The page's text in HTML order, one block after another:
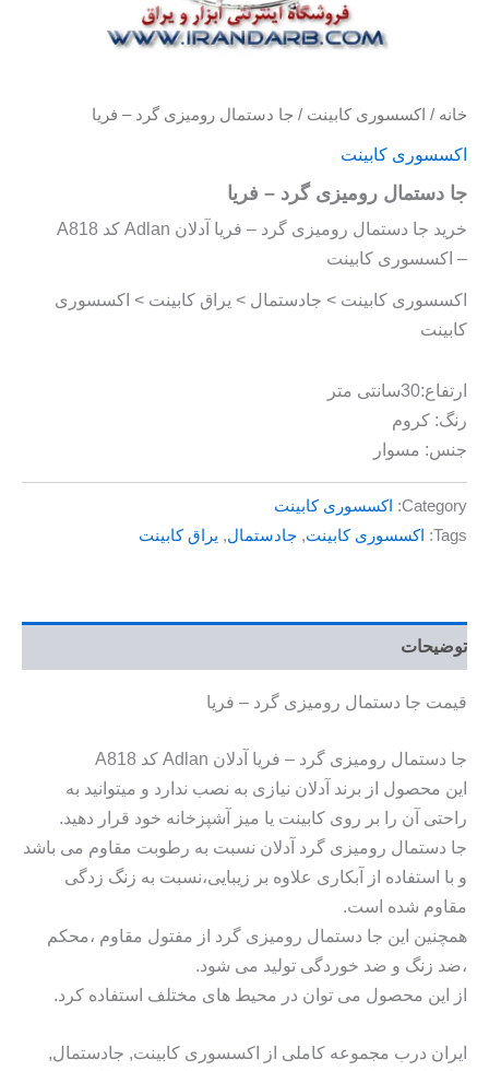
خانه / اکسسوری کابینت / جا دستمال رومیزی گرد – فریا
اکسسوری کابینت
جا دستمال رومیزی گرد – فریا
خرید جا دستمال رومیزی گرد – فریا آدلان Adlan کد A818
– اکسسوری کابینت
اکسسوری کابینت > جادستمال > یراق کابینت > اکسسوری
کابینت
ارتفاع:30سانتی متر
رنگ: کروم
جنس: مسوار
Category:
اکسسوری کابینت
Tags:
اکسسوری کابینت, جادستمال, یراق کابینت
توضیحات
قیمت جا دستمال رومیزی گرد – فریا
جا دستمال رومیزی گرد – فریا آدلان Adlan کد A818
این محصول از برند آدلان نیازی به نصب ندارد و میتوانید به
راحتی آن را بر روی کابینت یا میز آشپزخانه خود قرار دهید.
جا دستمال رومیزی گرد آدلان نسبت به رطوبت مقاوم می باشد
و با استفاده از آبکاری علاوه بر زیبایی،نسبت به زنگ زدگی
مقاوم شده است.
همچنین این جا دستمال رومیزی گرد از مفتول مقاوم ،محکم
،ضد زنگ و ضد خوردگی تولید می شود.
از این محصول می توان در محیط های مختلف استفاده کرد.
ایران درب مجموعه کاملی از اکسسوری کابینت, جادستمال,